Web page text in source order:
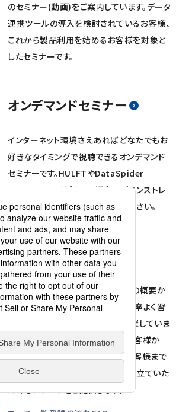
のセミナー(動画)をご案内しています。データ
連携ツールの導入を検討されているお客様、
これから製品利用を始めるお客様を対象と
したセミナーです。
オンデマンドセミナー
インターネット環境さえあればどなたでもお
好きなタイミングで視聴できるオンデマンド
セミナーです。HULFTやDataSpider
Servistaの関連製品の紹介やデモンストレ
ーション動画をお気軽にご視聴ください。
研修サービス
HULFTやDataSpider Servistaの概要か
ら各機能、操作・管理方法までを効率よく習
得することができる有償研修を開催していま
す。これから製品をお使いになるお客様か
ら、すでにご活用いただいているお客様まで
を対象に、受講後すぐに業務にお役立ていた